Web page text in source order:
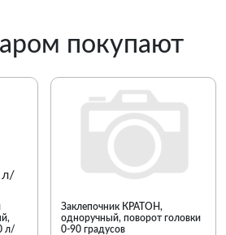
покупают
л/
Заклепочник КРАТОН,
одноручный, поворот головки
0-90 градусов